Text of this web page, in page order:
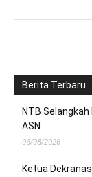
Berita Terbaru
NTB
ASN
06/08/2026
Ketua